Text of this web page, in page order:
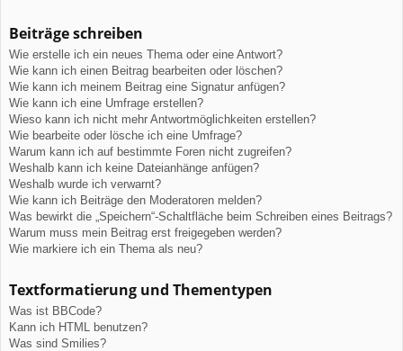
Beiträge schreiben
Wie erstelle ich ein neues Thema oder eine Antwort?
Wie kann ich einen Beitrag bearbeiten oder löschen?
Wie kann ich meinem Beitrag eine Signatur anfügen?
Wie kann ich eine Umfrage erstellen?
Wieso kann ich nicht mehr Antwortmöglichkeiten erstellen?
Wie bearbeite oder lösche ich eine Umfrage?
Warum kann ich auf bestimmte Foren nicht zugreifen?
Weshalb kann ich keine Dateianhänge anfügen?
Weshalb wurde ich verwarnt?
Wie kann ich Beiträge den Moderatoren melden?
Was bewirkt die „Speichern“-Schaltfläche beim Schreiben eines Beitrags?
Warum muss mein Beitrag erst freigegeben werden?
Wie markiere ich ein Thema als neu?
Textformatierung und Thementypen
Was ist BBCode?
Kann ich HTML benutzen?
Was sind Smilies?